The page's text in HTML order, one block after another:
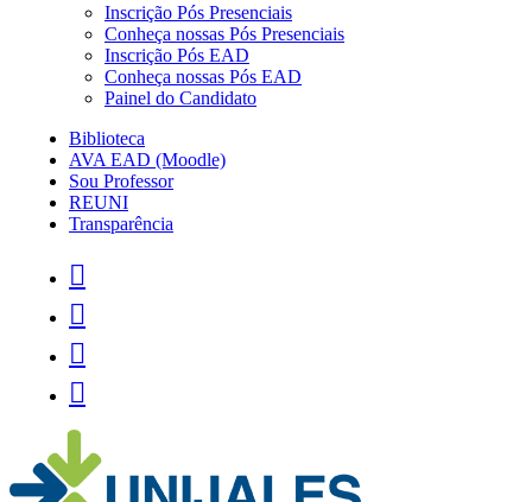
Inscrição Pós Presenciais
Conheça nossas Pós Presenciais
Inscrição Pós EAD
Conheça nossas Pós EAD
Painel do Candidato
Biblioteca
AVA EAD (Moodle)
Sou Professor
REUNI
Transparência



